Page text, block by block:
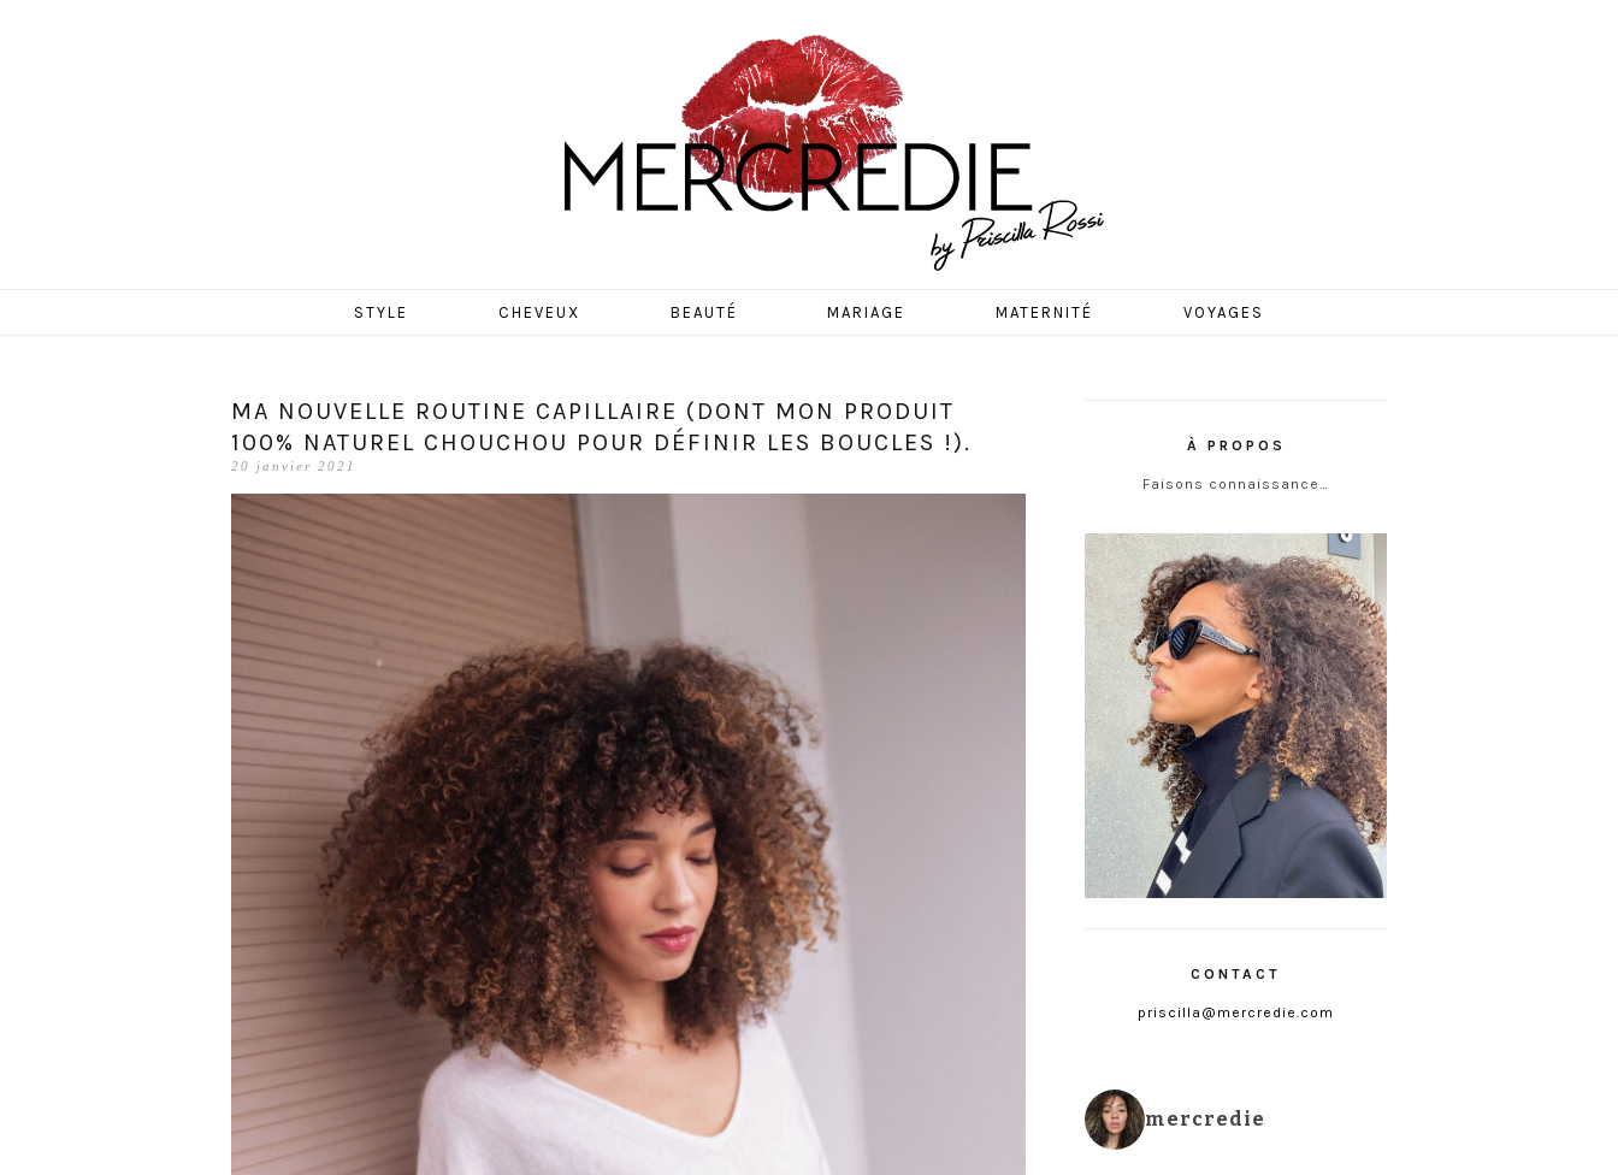
MERCREDIE
STYLE CHEVEUX BEAUTÉ MARIAGE MATERNITÉ VOYAGES
MA NOUVELLE ROUTINE CAPILLAIRE (DONT MON PRODUIT
100% NATUREL CHOUCHOU POUR DÉFINIR LES BOUCLES !).
20 janvier 2021
À PROPOS
Faisons connaissance…
CONTACT
priscilla@mercredie.com
mercredie